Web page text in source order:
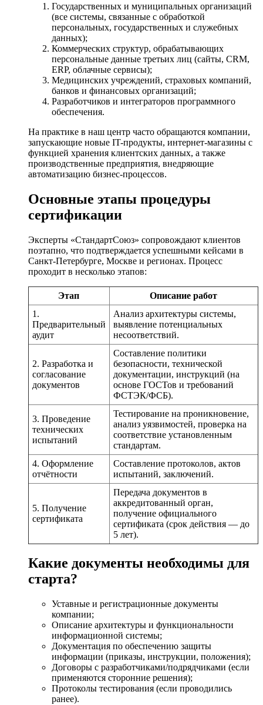
Государственных и муниципальных организаций
(все системы, связанные с обработкой
персональных, государственных и служебных
данных);
Коммерческих структур, обрабатывающих
персональные данные третьих лиц (сайты, CRM,
ERP, облачные сервисы);
Медицинских учреждений, страховых компаний,
банков и финансовых организаций;
Разработчиков и интеграторов программного
обеспечения.
На практике в наш центр часто обращаются компании,
запускающие новые IT-продукты, интернет-магазины с
функцией хранения клиентских данных, а также
производственные предприятия, внедряющие
автоматизацию бизнес-процессов.
Основные этапы процедуры
сертификации
Эксперты «СтандартСоюз» сопровождают клиентов
поэтапно, что подтверждается успешными кейсами в
Санкт-Петербурге, Москве и регионах. Процесс
проходит в несколько этапов:
Этап
Описание работ
1.
Предварительный
аудит
Анализ архитектуры системы,
выявление потенциальных
несоответствий.
2. Разработка и
согласование
документов
Составление политики
безопасности, технической
документации, инструкций (на
основе ГОСТов и требований
ФСТЭК/ФСБ).
3. Проведение
технических
испытаний
Тестирование на проникновение,
анализ уязвимостей, проверка на
соответствие установленным
стандартам.
4. Оформление
отчётности
Составление протоколов, актов
испытаний, заключений.
5. Получение
сертификата
Передача документов в
аккредитованный орган,
получение официального
сертификата (срок действия — до
5 лет).
Какие документы необходимы для
старта?
Уставные и регистрационные документы
компании;
Описание архитектуры и функциональности
информационной системы;
Документация по обеспечению защиты
информации (приказы, инструкции, положения);
Договоры с разработчиками/подрядчиками (если
применяются сторонние решения);
Протоколы тестирования (если проводились
ранее).